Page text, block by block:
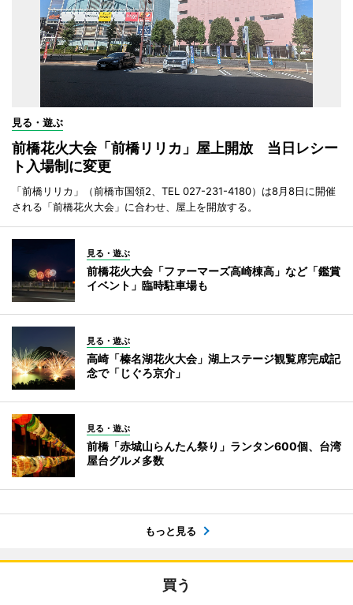
見る・遊ぶ
前橋花火大会「前橋リリカ」屋上開放 当日レシー
ト入場制に変更
「前橋リリカ」（前橋市国領2、TEL 027-231-4180）は8月8日に開催
される「前橋花火大会」に合わせ、屋上を開放する。
見る・遊ぶ
前橋花火大会「ファーマーズ高崎棟高」など「鑑賞
イベント」臨時駐車場も
見る・遊ぶ
高崎「榛名湖花火大会」湖上ステージ観覧席完成記
念で「じぐろ京介」
見る・遊ぶ
前橋「赤城山らんたん祭り」ランタン600個、台湾
屋台グルメ多数
もっと見る
買う